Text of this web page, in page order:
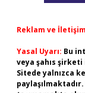
Reklam ve
Yasal Uyarı: Bu
veya şahıs
Sitede yalnızca